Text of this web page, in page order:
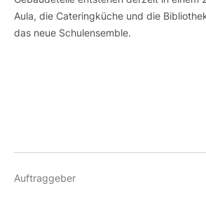
Aula, die Cateringküche und die
das neue Schulensemble.
Auftraggeber